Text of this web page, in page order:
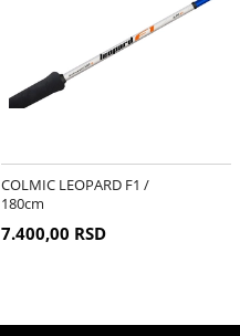
COLMIC LEOPARD F1 /
180cm
7.400,00 RSD